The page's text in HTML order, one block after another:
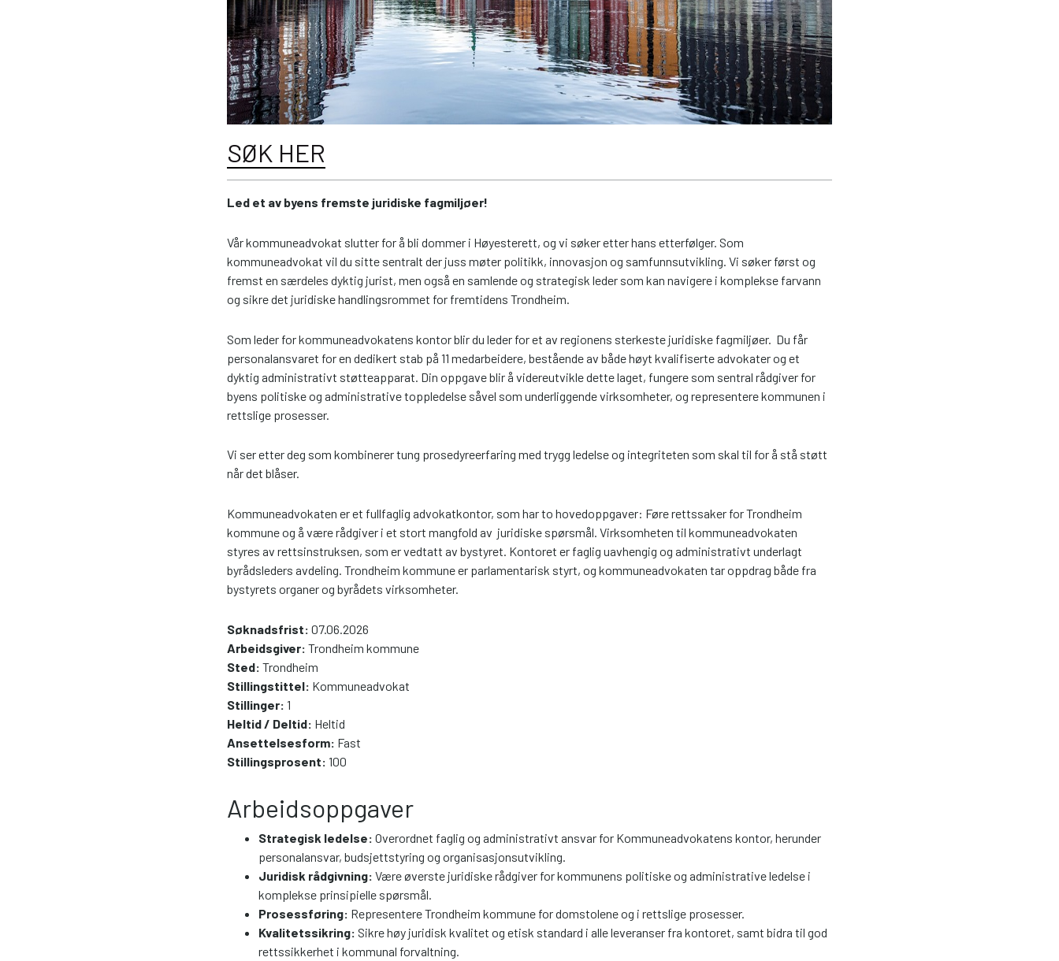
SØK HER
Led et av byens fremste juridiske fagmiljøer!
Vår kommuneadvokat slutter for å bli dommer i Høyesterett, og vi søker etter hans etterfølger. Som
kommuneadvokat vil du sitte sentralt der juss møter politikk, innovasjon og samfunnsutvikling. Vi søker først og
fremst en særdeles dyktig jurist, men også en samlende og strategisk leder som kan navigere i komplekse farvann
og sikre det juridiske handlingsrommet for fremtidens Trondheim.
Som leder for kommuneadvokatens kontor blir du leder for et av regionens sterkeste juridiske fagmiljøer. Du får
personalansvaret for en dedikert stab på 11 medarbeidere, bestående av både høyt kvalifiserte advokater og et
dyktig administrativt støtteapparat. Din oppgave blir å videreutvikle dette laget, fungere som sentral rådgiver for
byens politiske og administrative toppledelse såvel som underliggende virksomheter, og representere kommunen i
rettslige prosesser.
Vi ser etter deg som kombinerer tung prosedyreerfaring med trygg ledelse og integriteten som skal til for å stå støtt
når det blåser.
Kommuneadvokaten er et fullfaglig advokatkontor, som har to hovedoppgaver: Føre rettssaker for Trondheim
kommune og å være rådgiver i et stort mangfold av juridiske spørsmål. Virksomheten til kommuneadvokaten
styres av rettsinstruksen, som er vedtatt av bystyret. Kontoret er faglig uavhengig og administrativt underlagt
byrådsleders avdeling. Trondheim kommune er parlamentarisk styrt, og kommuneadvokaten tar oppdrag både fra
bystyrets organer og byrådets virksomheter.
Søknadsfrist: 07.06.2026
Arbeidsgiver: Trondheim kommune
Sted: Trondheim
Stillingstittel: Kommuneadvokat
Stillinger: 1
Heltid / Deltid: Heltid
Ansettelsesform: Fast
Stillingsprosent: 100
Arbeidsoppgaver
Strategisk ledelse: Overordnet faglig og administrativt ansvar for Kommuneadvokatens kontor, herunder
personalansvar, budsjettstyring og organisasjonsutvikling.
Juridisk rådgivning: Være øverste juridiske rådgiver for kommunens politiske og administrative ledelse i
komplekse prinsipielle spørsmål.
Prosessføring: Representere Trondheim kommune for domstolene og i rettslige prosesser.
Kvalitetssikring: Sikre høy juridisk kvalitet og etisk standard i alle leveranser fra kontoret, samt bidra til god
rettssikkerhet i kommunal forvaltning.